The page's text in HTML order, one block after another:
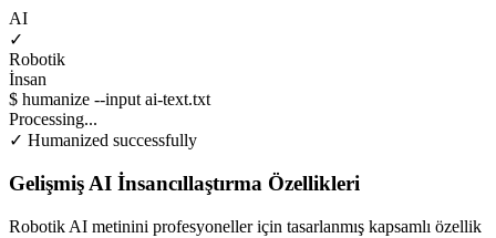
AI
✓
Robotik
İnsan
$ humanize --input ai-text.txt
Processing...
✓ Humanized successfully
Gelişmiş AI İnsancıllaştırma Özellikleri
Robotik AI metinini profesyoneller için tasarlanmış kapsamlı özellik